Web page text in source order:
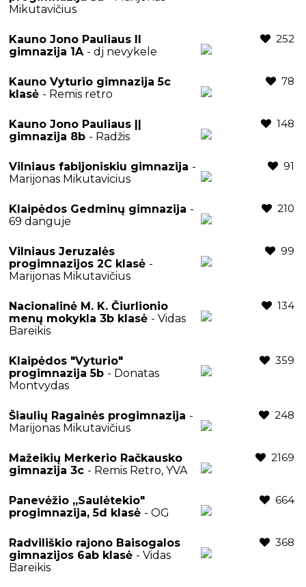
Mikutavičius
Kauno Jono Pauliaus II
gimnazija 1A - dj nevykele
252
Kauno Vyturio gimnazija 5c
klasė - Remis retro
78
Kauno Jono Pauliaus ||
gimnazija 8b - Radžis
148
Vilniaus fabijoniskiu gimnazija -
Marijonas Mikutavicius
91
Klaipėdos Gedminų gimnazija -
69 danguje
210
Vilniaus Jeruzalės
progimnazijos 2C klasė -
Marijonas Mikutavičius
99
Nacionalinė M. K. Čiurlionio
menų mokykla 3b klasė - Vidas
Bareikis
134
Klaipėdos "Vyturio"
progimnazija 5b - Donatas
Montvydas
359
Šiaulių Ragainės progimnazija -
Marijonas Mikutavičius
248
Mažeikių Merkerio Račkausko
gimnazija 3c - Remis Retro, YVA
2169
Panevėžio ,,Saulėtekio"
progimnazija, 5d klasė - OG
664
Radviliškio rajono Baisogalos
gimnazijos 6ab klasė - Vidas
Bareikis
368